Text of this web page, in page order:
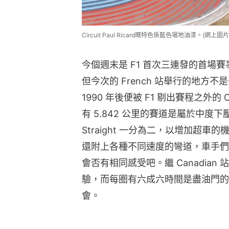
Circuit Paul Ricard嘅特色係藍色場地油漆。(網上圖
今個週末是 F1 首次三連發的首場
但今次的 French 站舉行的地方不
1990 年後便被 F1 剔出賽程之外的
有 5.842 公里的賽道是屬於中度下
Straight 一分為二，以增加超車的
還附上各種不同速度的彎道，車手
會否有相同感受吧。繼 Canadian
驗，而每圈有六成六時間是盡油門
會。